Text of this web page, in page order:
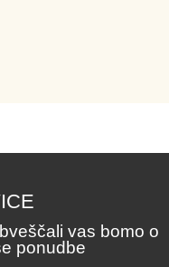
vas bomo o
ponudbe